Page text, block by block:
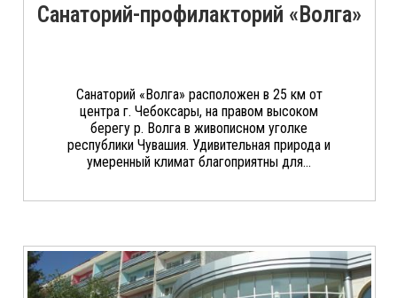
Санаторий-профилакторий «Волга»
Санаторий «Волга» расположен в 25 км от
центра г. Чебоксары, на правом высоком
берегу р. Волга в живописном уголке
республики Чувашия. Удивительная природа и
умеренный климат благоприятны для...